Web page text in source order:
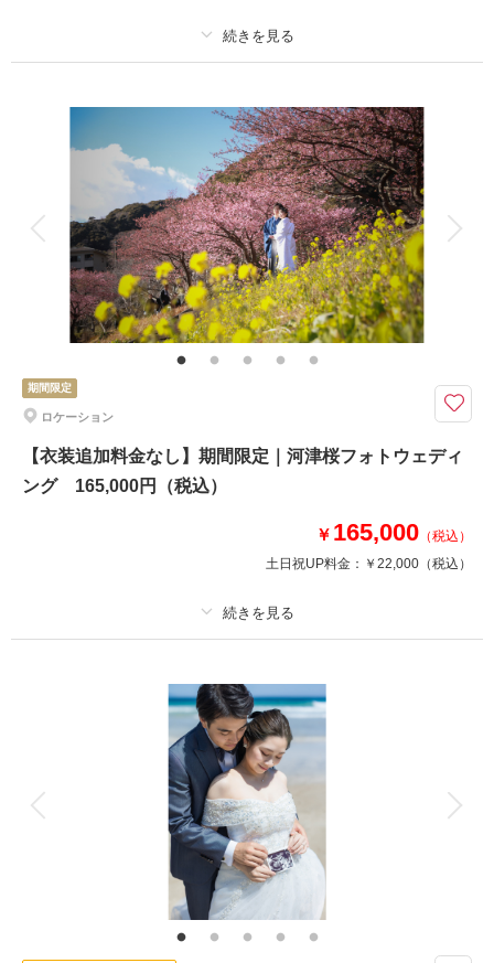
撮影日の空き
を確認する
新婦衣装1着 新郎衣装1着
着付け ヘアメイク 小物一式
データ 130 カット 台紙付写真
衣装追加 会食 挙式
家族と撮影 家族用衣装レンタル ペットと撮影
その他含むもの
新郎ヘアセット・撮影アテンド・ワイシャツ・靴・パンプス・ブーケ・ブー
トニア・アクセサリー・ティアラ【撮影に必要なアイテムはすべて揃ってお
りますので当日は手ぶらでご来店ください。】※土日祝の方は要相談
銀座の中心に佇む、白亜のチャペルで叶えるフォトウェディング★わんちゃ
んOK★アルバム50％OFF★SNS掲載OKの方１万円OFF
ザ リュクス銀座内「セントクワトロチャペル」を貸し切り、気品漂う純白
の空間でふたりの誓いを写真に残す特別プランです。ご家族との記念撮影も
もちろんOK！撮影後は皆様とお食事を♪
期間限定
ロケーション
【衣装追加料金なし】期間限定｜河津桜フォトウェディ
ング 165,000円（税込）
￥ 165,000 （税込）
土日祝UP料金： ￥22,000 （税込）
新婦衣装1着
ヘアメイク
データ 130 カット
会食
家族用衣装レンタル
その他含むもの
新郎ヘアセット・撮影アテンド・アクセサリー・番傘・毛氈・草履・肌着・
足袋・和装着付け小物類【撮影に必要なアイテムはすべて揃っておりますの